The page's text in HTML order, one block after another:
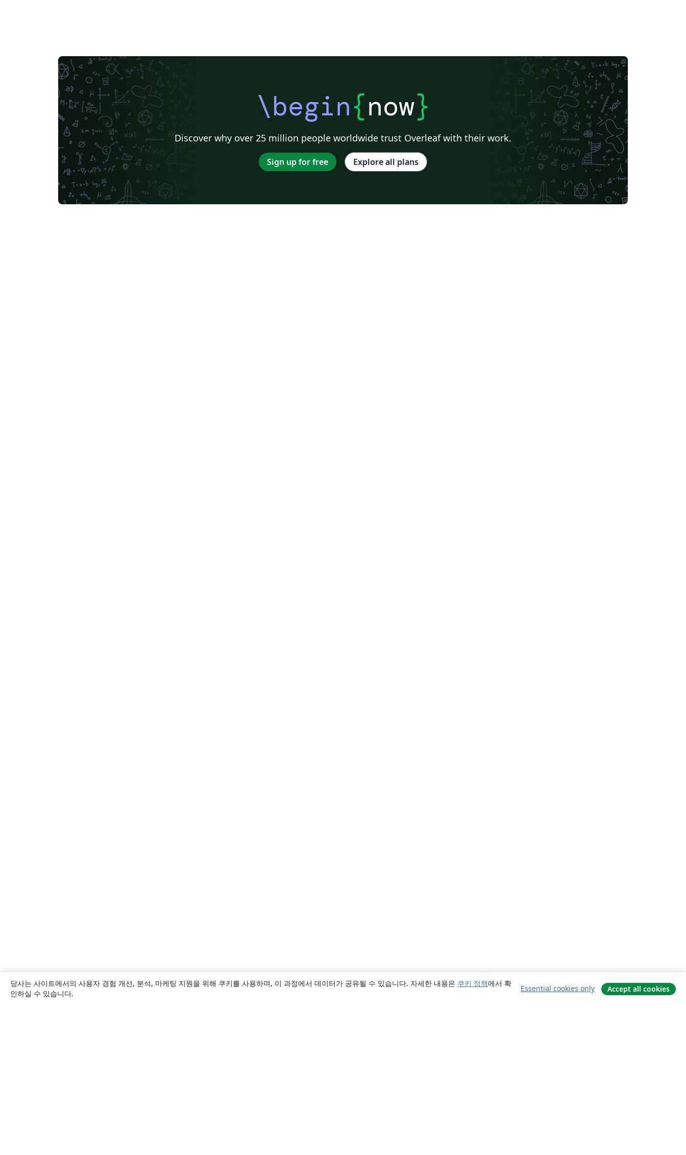
\begin{now}
Discover why over 25 million people worldwide trust Overleaf with their work.
Sign up for free Explore all plans
당사는 사이트에서의 사용자 경험 개선, 분석, 마케팅 지원을 위해 쿠키를 사용하며, 이 과정에서 데이터가 공유될 수 있습니다. 자세한 내용은 쿠키 정책에서 확
인하실 수 있습니다.
Essential cookies only Accept all cookies